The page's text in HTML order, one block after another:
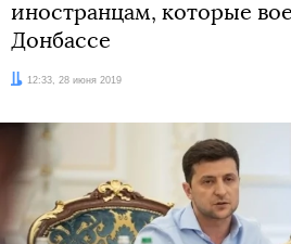
иностранцам, которые
Донбассе
Дата:12:33, 28 июня 2019